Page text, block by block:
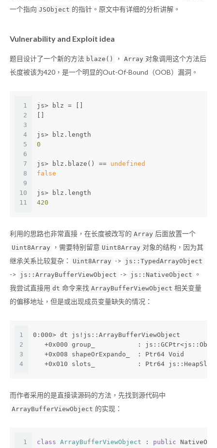
一个指向 JSObject 的指针。原文中有详细的分析讲解。
Vulnerability and Exploit idea
题目设计了一个新的方法 blaze() ， Array 对象调用这个方法后
长度被该为420，是一个明显的Out-Of-Bound（OOB）漏洞。
1
2
3
4
5
6
7
8
9
10
11
js> blz = []
js> blz.length
0
js> blz.blaze() == undefined
false
js> blz.length
420
利用的思路也非常直接，在长度被改写的 Array 后面放置一个
Uint8Array ，需要特别留意 Uint8Array 对象的结构，因为其
继承关系比较复杂：
Uint8Array -> js::TypedArrayObject
-> js::ArrayBufferViewObject -> js::NativeObject
。
我尝试直接用 dt 命令来找 ArrayBufferViewObject 相关变量
的偏移地址，但是或出现成员变量缺失的情况：
1
2
3
4
0:000> dt js!js::ArrayBufferViewObject
+0x000 group_           :
   +0x008 shapeOrExpando_  : Ptr64 Void
   +0x010 slots_           : Ptr64 js::HeapSlot
而作者采用的是直接读源码的方法，先找到源代码中
ArrayBufferViewObject 的实现：
1 class ArrayBufferViewObject : public